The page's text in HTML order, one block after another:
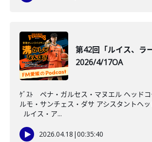
第42回「ルイス、ラ
2026/4/17OA
ｹﾞｽﾄ ペナ・ガルセス・マヌエル ヘ
ルモ・サンチェス・ダサ アシスタント
ルイス・ア...
2026.04.18 |00:35:40